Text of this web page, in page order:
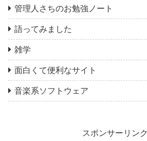
管理人さちのお勉強ノート
語ってみました
雑学
面白くて便利なサイト
音楽系ソフトウェア
スポンサーリンク